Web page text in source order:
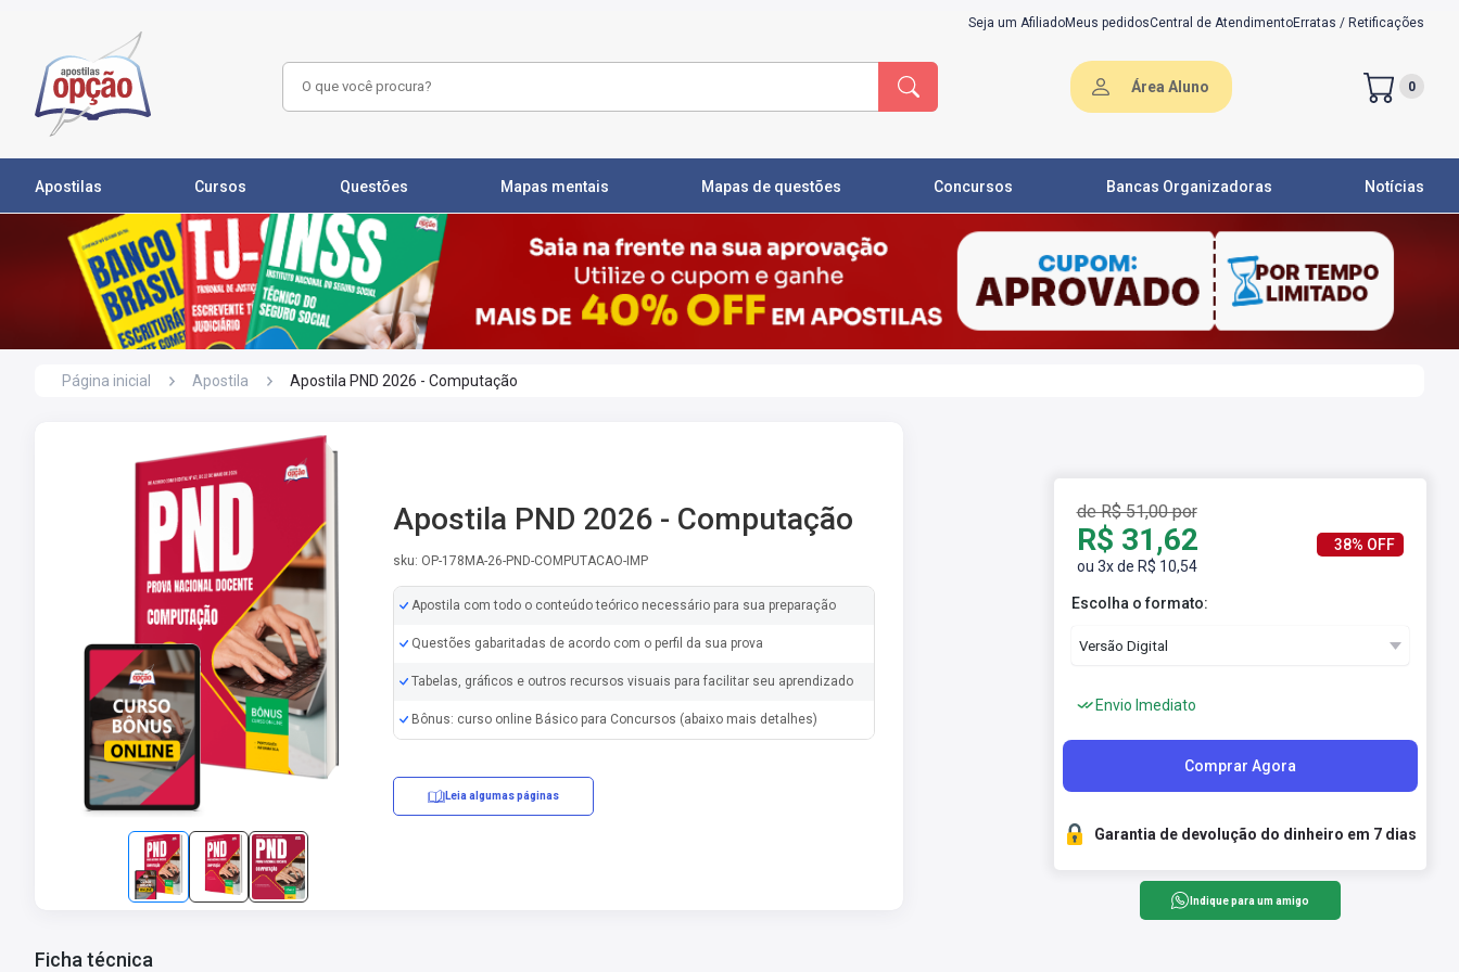
Seja um AfiliadoMeus pedidosCentral de AtendimentoErratas / Retificações
Área Aluno 0
Apostilas Cursos Questões Mapas mentais Mapas de questões Concursos Bancas Organizadoras Notícias
Página inicial Apostila Apostila PND 2026 - Computação
Apostila PND 2026 - Computação
sku: OP-178MA-26-PND-COMPUTACAO-IMP
Apostila com todo o conteúdo teórico necessário para sua preparação
Questões gabaritadas de acordo com o perfil da sua prova
Tabelas, gráficos e outros recursos visuais para facilitar seu aprendizado
Bônus: curso online Básico para Concursos (abaixo mais detalhes)
Leia algumas páginas
Ficha técnica
de R$ 51,00 por
R$ 31,62
ou 3x de R$ 10,54
38% OFF
Escolha o formato:
Envio Imediato
Comprar Agora
Garantia de devolução do dinheiro em 7 dias
Indique para um amigo